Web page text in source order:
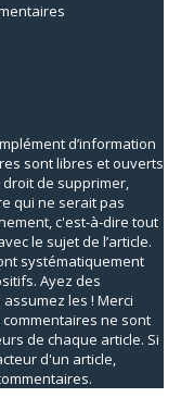
d’information
sont libres et ouverts
de supprimer,
qui ne serait pas
c'est-à-dire tout
le sujet de l’article.
systématiquement
Ayez des
les ! Merci
ne sont
de chaque article. Si
d'un article,